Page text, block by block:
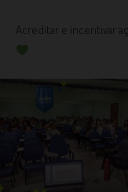
Acreditar e incentivar